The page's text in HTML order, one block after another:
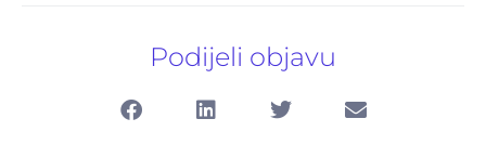
Podijeli objavu